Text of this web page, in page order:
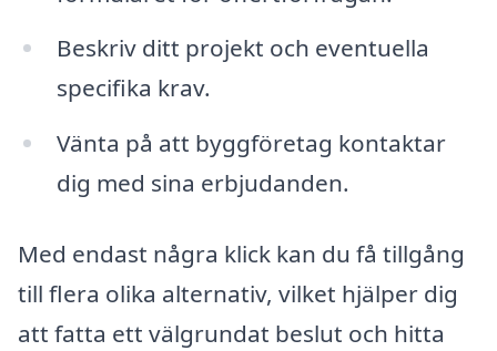
Beskriv ditt projekt och eventuella
specifika krav.
Vänta på att byggföretag kontaktar
dig med sina erbjudanden.
Med endast några klick kan du få tillgång
till flera olika alternativ, vilket hjälper dig
att fatta ett välgrundat beslut och hitta